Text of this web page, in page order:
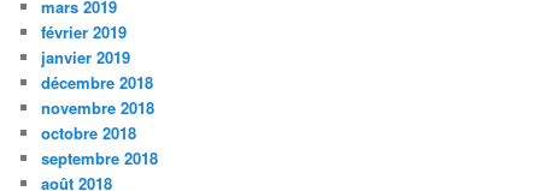
mars 2019
février 2019
janvier 2019
décembre 2018
novembre 2018
octobre 2018
septembre 2018
août 2018